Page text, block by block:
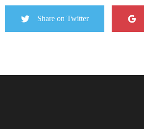
Share on Twitter